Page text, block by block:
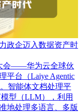
政企迈入数据资产时
会——华为云全球伙
平台（Laiye Agentic
。智能体文档处理平
型（LLM），利用
地处理多语言、多版